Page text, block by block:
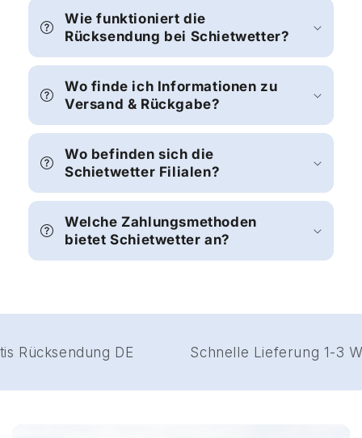
Wie funktioniert die
Rücksendung bei Schietwetter?
Wo finde ich Informationen zu
Versand & Rückgabe?
Wo befinden sich die
Schietwetter Filialen?
Welche Zahlungsmethoden
bietet Schietwetter an?
Schnelle Lieferung
Gratis Rücksendung DE